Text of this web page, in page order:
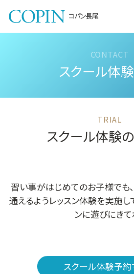
コパン長尾
スクール体
スクール体験
習い事がはじめてのお子様でも
通えるようレッスン体験を実施し
ンに遊びにきて
スクール体験予約